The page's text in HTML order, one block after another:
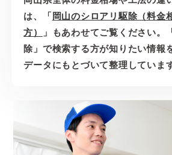
は、「 岡山のシロアリ駆除（料金
方）
」もあわせてご覧ください。
除」で検索する方が知りたい情報
データにもとづいて整理していま